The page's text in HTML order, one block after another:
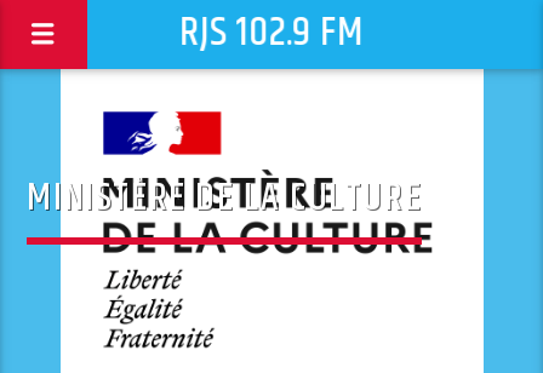
RJS 102.9 FM
MINISTÈRE DE LA CULTURE